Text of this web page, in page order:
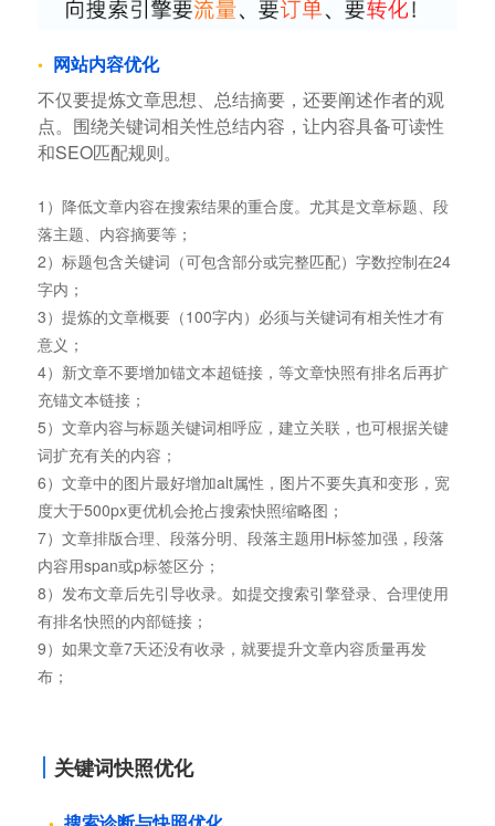
网站内容优化
不仅要提炼文章思想、总结摘要，还要阐述作者的观
点。围绕关键词相关性总结内容，让内容具备可读性
和SEO匹配规则。
1）降低文章内容在搜索结果的重合度。尤其是文章标题、段
落主题、内容摘要等；
2）标题包含关键词（可包含部分或完整匹配）字数控制在24
字内；
3）提炼的文章概要（100字内）必须与关键词有相关性才有
意义；
4）新文章不要增加锚文本超链接，等文章快照有排名后再扩
充锚文本链接；
5）文章内容与标题关键词相呼应，建立关联，也可根据关键
词扩充有关的内容；
6）文章中的图片最好增加alt属性，图片不要失真和变形，宽
度大于500px更优机会抢占搜索快照缩略图；
7）文章排版合理、段落分明、段落主题用H标签加强，段落
内容用span或p标签区分；
8）发布文章后先引导收录。如提交搜索引擎登录、合理使用
有排名快照的内部链接；
9）如果文章7天还没有收录，就要提升文章内容质量再发
布；
关键词快照优化